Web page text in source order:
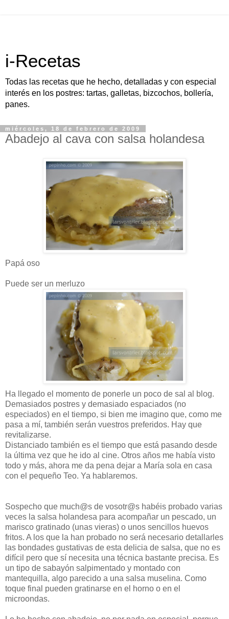
i-Recetas
Todas las recetas que he hecho, detalladas y con especial
interés en los postres: tartas, galletas, bizcochos, bollería,
panes.
miércoles, 18 de febrero de 2009
Abadejo al cava con salsa holandesa
Papá oso
Puede ser un merluzo
Ha llegado el momento de ponerle un poco de sal al blog.
Demasiados postres y demasiado espaciados (no
especiados) en el tiempo, si bien me imagino que, como me
pasa a mí, también serán vuestros preferidos. Hay que
revitalizarse.
Distanciado también es el tiempo que está pasando desde
la última vez que he ido al cine. Otros años me había visto
todo y más, ahora me da pena dejar a María sola en casa
con el pequeño Teo. Ya hablaremos.
Sospecho que much@s de vosotr@s habéis probado varias
veces la salsa holandesa para acompañar un pescado, un
marisco gratinado (unas vieras) o unos sencillos huevos
fritos. A los que la han probado no será necesario detallarles
las bondades gustativas de esta delicia de salsa, que no es
difícil pero que sí necesita una técnica bastante precisa. Es
un tipo de sabayón salpimentado y montado con
mantequilla, algo parecido a una salsa muselina. Como
toque final pueden gratinarse en el horno o en el
microondas.